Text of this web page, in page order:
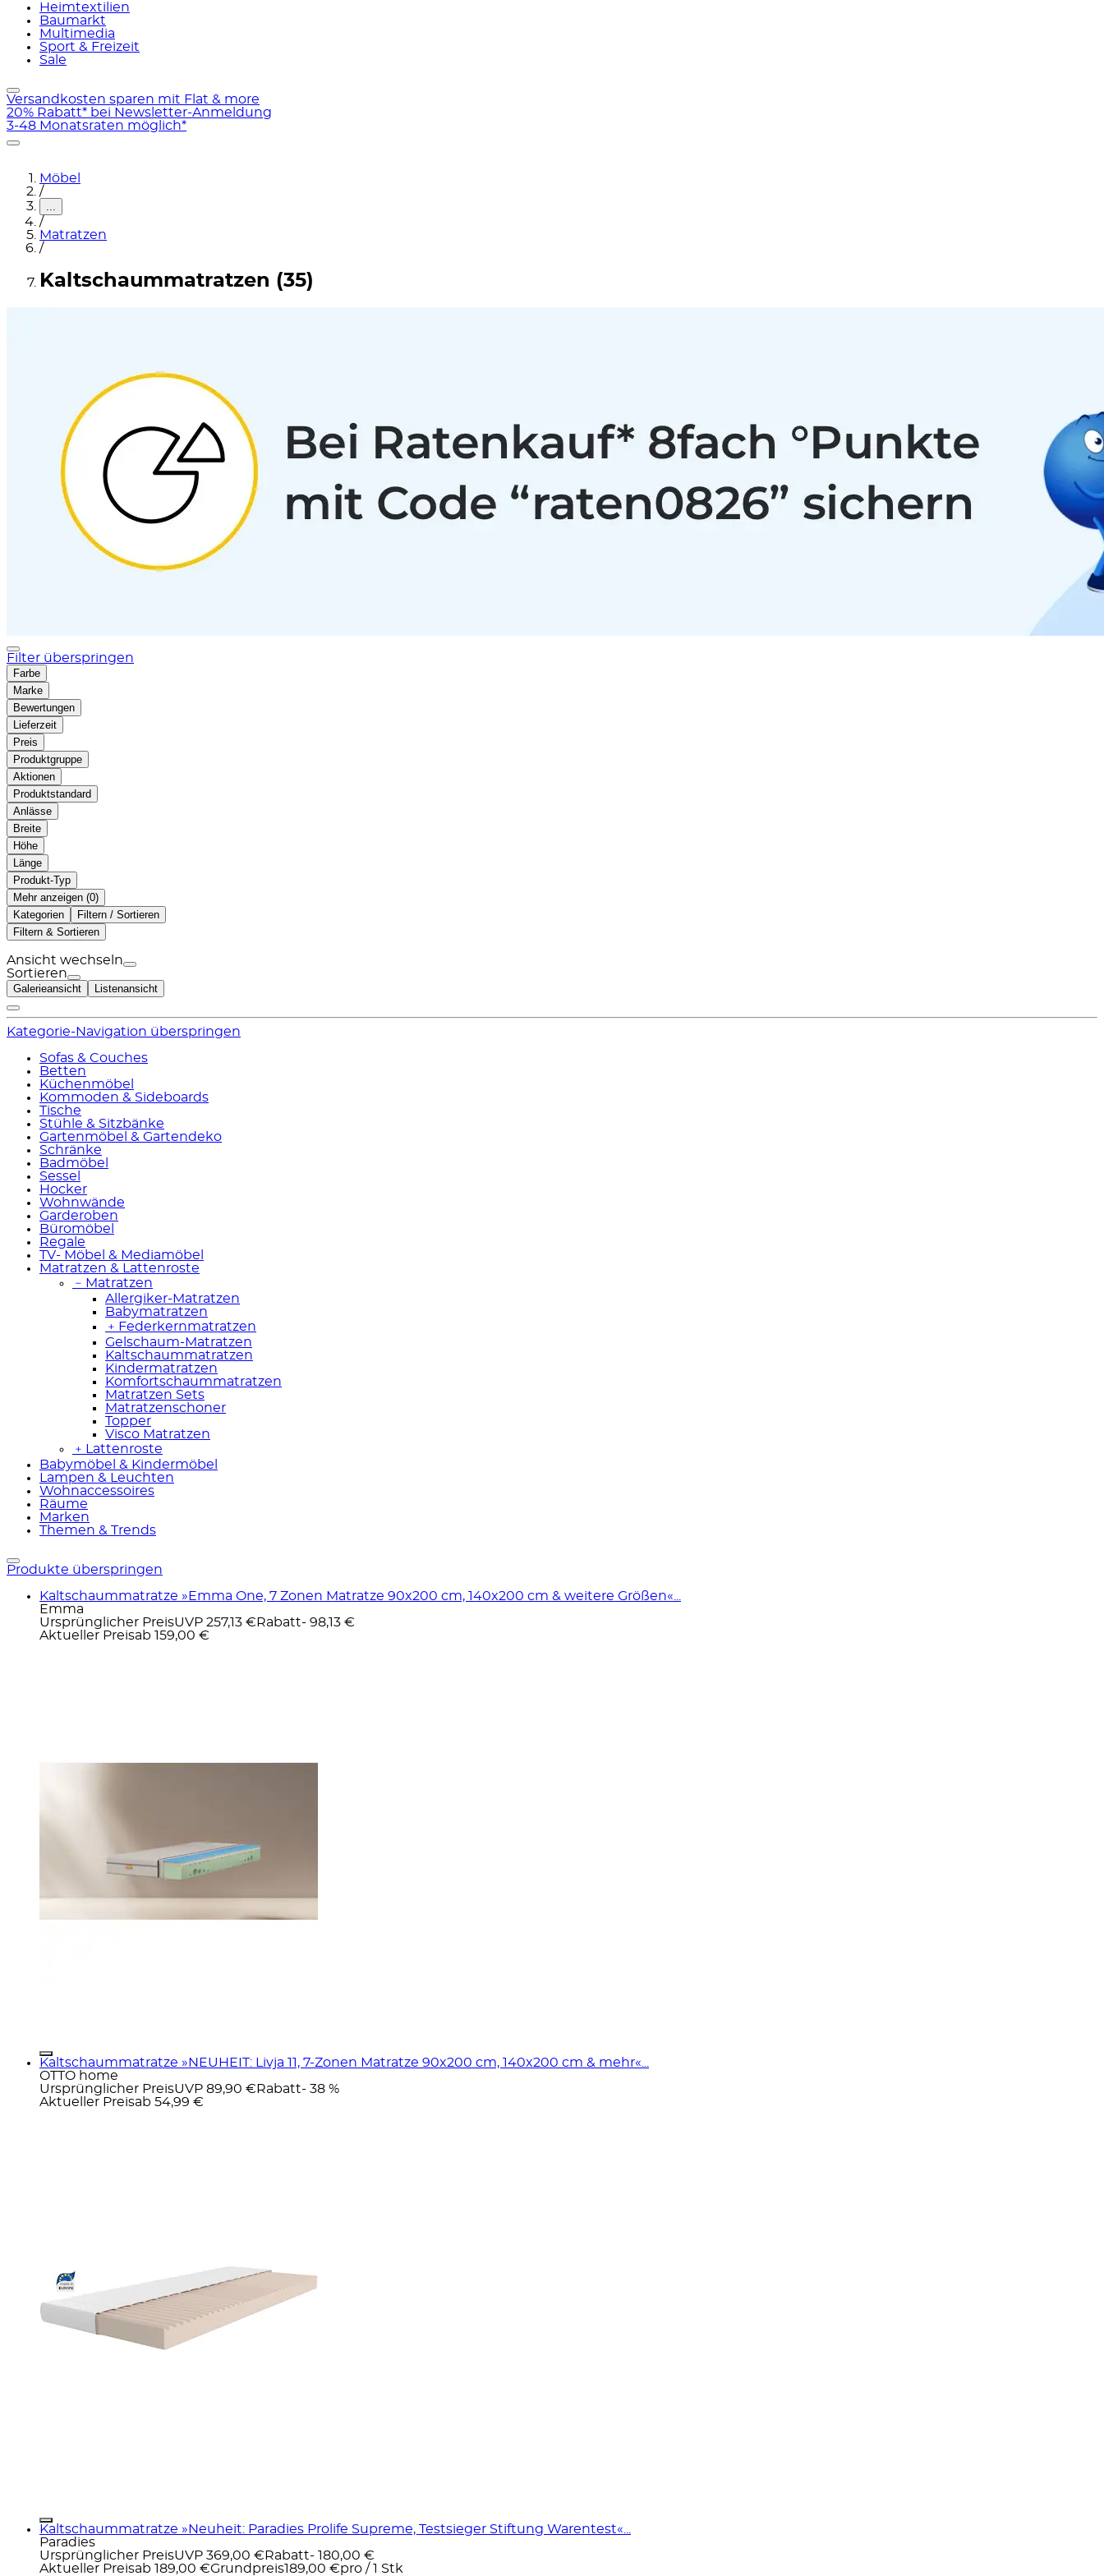
Heimtextilien
Baumarkt
Multimedia
Sport & Freizeit
Sale
Versandkosten sparen mit Flat & more
20% Rabatt* bei Newsletter-Anmeldung
3-48 Monatsraten möglich*
Möbel
/
...
/
Matratzen
/
Kaltschaummatratzen (35)
Filter überspringen
Farbe
Marke
Bewertungen
Lieferzeit
Preis
Produktgruppe
Aktionen
Produktstandard
Anlässe
Breite
Höhe
Länge
Produkt-Typ
Mehr anzeigen ( )
Kategorien
Filtern / Sortieren
Filtern & Sortieren
Ansicht wechseln
Sortieren
Galerieansicht Listenansicht
Kategorie-Navigation überspringen
Sofas & Couches
Betten
Küchenmöbel
Kommoden & Sideboards
Tische
Stühle & Sitzbänke
Gartenmöbel & Gartendeko
Schränke
Badmöbel
Sessel
Hocker
Wohnwände
Garderoben
Büromöbel
Regale
TV- Möbel & Mediamöbel
Matratzen & Lattenroste
﹣ Matratzen
Allergiker-Matratzen
Babymatratzen
﹢ Federkernmatratzen
Gelschaum-Matratzen
Kaltschaummatratzen
Kindermatratzen
Komfortschaummatratzen
Matratzen Sets
Matratzenschoner
Topper
Visco Matratzen
﹢
Lattenroste
Babymöbel & Kindermöbel
Lampen & Leuchten
Wohnaccessoires
Räume
Marken
Themen & Trends
Produkte überspringen
Kaltschaummatratze »Emma One, 7 Zonen Matratze 90x200 cm, 140x200 cm & weitere Größen«...
Emma
Ursprünglicher PreisUVP 257,13 € Rabatt- 98,13 €
Aktueller Preisab 159,00 €
Kaltschaummatratze »NEUHEIT: Livja 11, 7-Zonen Matratze 90x200 cm, 140x200 cm & mehr«...
OTTO home
Ursprünglicher PreisUVP 89,90 € Rabatt- 38 %
Aktueller Preisab 54,99 €
Kaltschaummatratze »Neuheit: Paradies Prolife Supreme, Testsieger Stiftung Warentest«...
Paradies
Ursprünglicher PreisUVP 369,00 € Rabatt- 180,00 €
Aktueller Preisab 189,00 €Grundpreis189,00 €pro / 1 Stk